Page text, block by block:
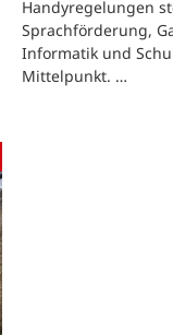
Handyregelungen
Sprachförderung,
Informatik und
Mittelpunkt. …